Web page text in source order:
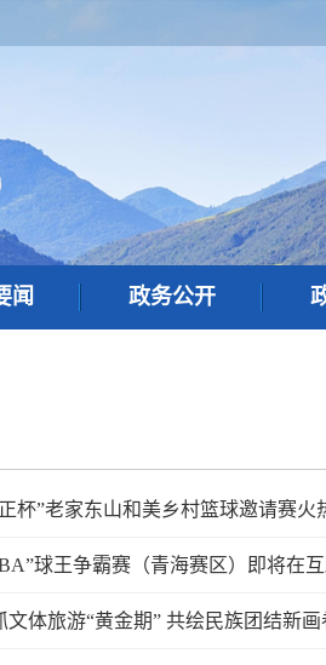
闻 政务公开
杯”老家东山和美乡村篮球邀请赛火
球王争霸赛（青海赛区）即将在
文体旅游“黄金期” 共绘民族团结新画